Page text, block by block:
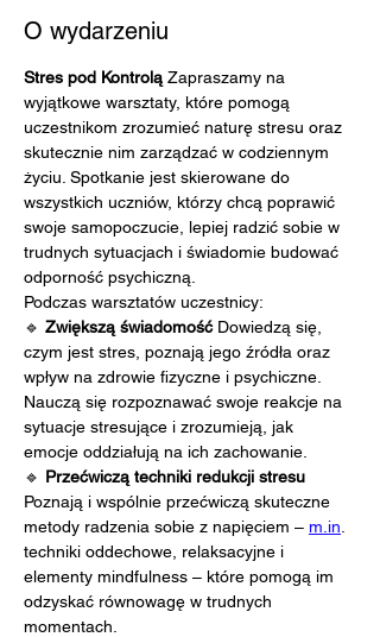
O wydarzeniu
Stres pod Kontrolą Zapraszamy na
wyjątkowe warsztaty, które pomogą
uczestnikom zrozumieć naturę stresu oraz
skutecznie nim zarządzać w codziennym
życiu. Spotkanie jest skierowane do
wszystkich uczniów, którzy chcą poprawić
swoje samopoczucie, lepiej radzić sobie w
trudnych sytuacjach i świadomie budować
odporność psychiczną.
Podczas warsztatów uczestnicy:
🔹 Zwiększą świadomość Dowiedzą się,
czym jest stres, poznają jego źródła oraz
wpływ na zdrowie fizyczne i psychiczne.
Nauczą się rozpoznawać swoje reakcje na
sytuacje stresujące i zrozumieją, jak
emocje oddziałują na ich zachowanie.
🔹 Przećwiczą techniki redukcji stresu
Poznają i wspólnie przećwiczą skuteczne
metody radzenia sobie z napięciem – m.in
techniki oddechowe, relaksacyjne i
elementy mindfulness – które pomogą im
odzyskać równowagę w trudnych
momentach.